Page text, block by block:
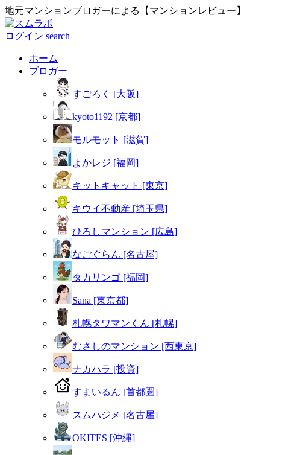
地元マンションブロガーによる【マンションレビュー】
ログイン search
ホーム
ブロガー
すごろく [大阪]
kyoto1192 [京都]
モルモット [滋賀]
よかレジ [福岡]
キットキャット [東京]
キウイ不動産 [埼玉県]
ひろしマンション [広島]
なごぐらん [名古屋]
タカリンゴ [福岡]
Sana [東京都]
札幌タワマンくん [札幌]
むさしのマンション [西東京]
ナカハラ [投資]
すまいるん [首都圏]
スムハジメ [名古屋]
OKITES [沖縄]